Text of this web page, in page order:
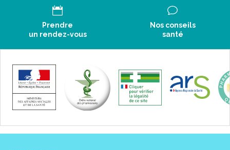
Prendre
un rendez-vous
Nos conseils
santé